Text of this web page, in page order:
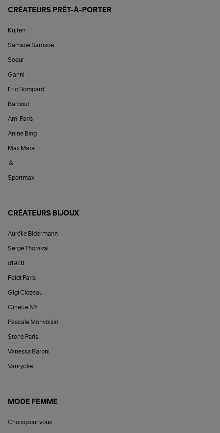
CRÉATEURS PRÊT-À-PORTER
Kujten
Samsoe Samsoe
Soeur
Ganni
Éric Bompard
Barbour
Ami Paris
Anine Bing
Max Mara
&
Sportmax
CRÉATEURS BIJOUX
Aurélie Bidermann
Serge Thoraval
d1928
Feidt Paris
Gigi Clozeau
Ginette NY
Pascale Monvoisin
Stone Paris
Vanessa Baroni
Vanrycke
MODE FEMME
Choisi pour vous